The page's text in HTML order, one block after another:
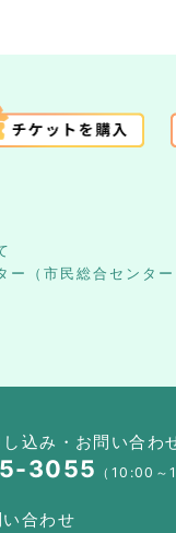
ー（市民総合センター
込み・お問い合わ
3055 （10:00～
合わせ